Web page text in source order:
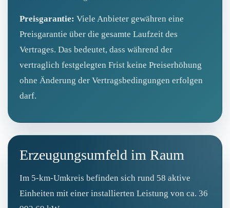
Preisgarantie: Viele Anbieter gewähren eine
Preisgarantie über die gesamte Laufzeit des
Vertrages. Das bedeutet, dass während der
vertraglich festgelegten Frist keine Preiserhöhung
ohne Änderung der Vertragsbedingungen erfolgen
darf.
Erzeugungsumfeld im Raum
Im 5‑km‑Umkreis befinden sich rund 58 aktive
Einheiten mit einer installierten Leistung von ca. 36